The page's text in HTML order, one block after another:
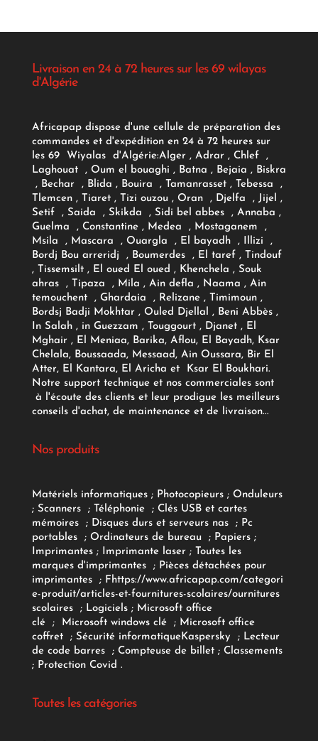
Livraison en 24 à 72 heures sur les 69 wilayas
d'Algérie
Africapap dispose d'une cellule de préparation des
commandes et d'expédition en 24 à 72 heures sur
les 69 Wiyalas d'Algérie:Alger , Adrar, Chlef ,
Laghouat , Oum el bouaghi , Batna , Bejaia , Biskra
, Bechar , Blida , Bouira , Tamanrasset , Tebessa ,
Tlemcen , Tiaret , Tizi ouzou , Oran , Djelfa , Jijel ,
Setif , Saida , Skikda , Sidi bel abbes , Annaba ,
Guelma , Constantine , Medea , Mostaganem ,
Msila , Mascara , Ouargla , El bayadh , Illizi ,
Bordj Bou arreridj , Boumerdes , El taref , Tindouf
, Tissemsilt , El oued El oued , Khenchela , Souk
ahras , Tipaza , Mila , Ain defla , Naama , Ain
temouchent , Ghardaia , Relizane , Timimoun ,
Bordsj Badji Mokhtar , Ouled Djellal , Beni Abbès ,
In Salah , in Guezzam , Touggourt , Djanet , El
Mghair , El Meniaa, Barika, Aflou, El Bayadh, Ksar
Chelala, Boussaada, Messaad, Ain Oussara, Bir El
Atter, El Kantara, El Aricha et Ksar El Boukhari.
Notre support technique et nos commerciales sont
à l'écoute des clients et leur prodigue les meilleurs
conseils d'achat, de maintenance et de livraison...
Nos produits
Matériels informatiques; Photocopieurs; Onduleurs
; Scanners ; Téléphonie ; Clés USB et cartes
mémoires
; Disques durs et serveurs nas ; Pc
portables
; Ordinateurs de bureau ; Papiers;
Imprimantes;Imprimante laser; Toutes les
marques d'imprimantes
; Pièces détachées pour
imprimantes
; Fhttps://www.africapap.com/categori
e-produit/articles-et-fournitures-scolaires/ournitures
scolaires; Logiciels ; Microsoft office
clé
; Microsoft windows clé; Microsoft office
coffret ; Sécurité informatiqueKaspersky ; Lecteur
de code barres
; Compteuse de billet; Classements
; Protection Covid .
Toutes les catégories